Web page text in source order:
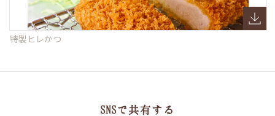
特製ヒレかつ
SNSで共有する